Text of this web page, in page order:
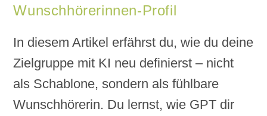
Wunschhörerinnen-Profil
In diesem Artikel erfährst du, wie du deine
Zielgruppe mit KI neu definierst – nicht
als Schablone, sondern als fühlbare
Wunschhörerin. Du lernst, wie GPT dir